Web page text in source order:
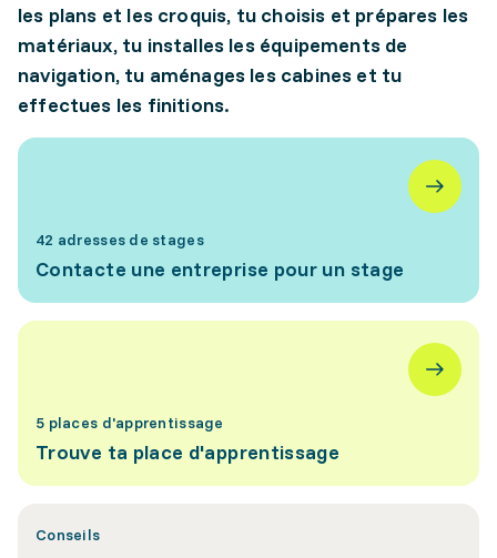
les plans et les croquis, tu choisis et prépares les
matériaux, tu installes les équipements de
navigation, tu aménages les cabines et tu
effectues les finitions.
42 adresses de stages
Contacte une entreprise pour un stage
5 places d'apprentissage
Trouve ta place d'apprentissage
Conseils